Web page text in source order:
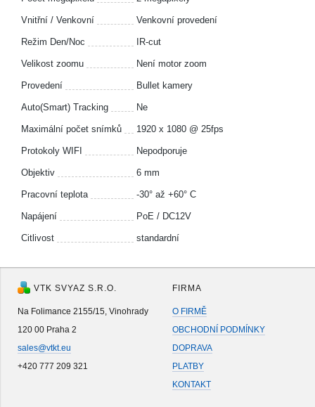
Vnitřní / Venkovní Venkovní provedení
Režim Den/Noc IR-cut
Velikost zoomu Není motor zoom
Provedení Bullet kamery
Auto(Smart) Tracking Ne
Maximální počet snímků 1920 x 1080 @ 25fps
Protokoly WIFI Nepodporuje
Objektiv 6 mm
Pracovní teplota -30° až +60° C
Napájení PoE / DC12V
Citlivost standardní
VTK SVYAZ S.R.O.
Na Folimance 2155/15, Vinohrady
120 00 Praha 2
sales@vtkt.eu
+420 777 209 321
FIRMA
O FIRMĚ
OBCHODNÍ PODMÍNKY
DOPRAVA
PLATBY
KONTAKT